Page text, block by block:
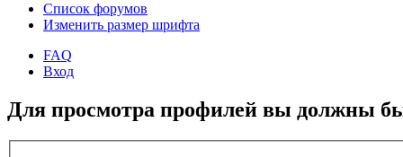
Список форумов
Изменить размер шрифта
FAQ
Вход
Для просмотра профилей вы должны